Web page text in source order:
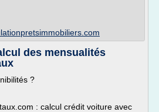
des mensualités
?
: calcul crédit voiture avec